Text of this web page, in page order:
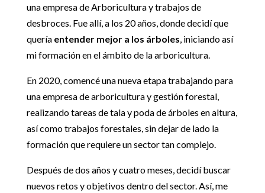
una empresa de Arboricultura y trabajos de
desbroces. Fue allí, a los 20 años, donde decidí que
quería entender mejor a los árboles, iniciando así
mi formación en el ámbito de la arboricultura.
En 2020, comencé una nueva etapa trabajando para
una empresa de arboricultura y gestión forestal,
realizando tareas de tala y poda de árboles en altura,
así como trabajos forestales, sin dejar de lado la
formación que requiere un sector tan complejo.
Después de dos años y cuatro meses, decidí buscar
nuevos retos y objetivos dentro del sector. Así, me